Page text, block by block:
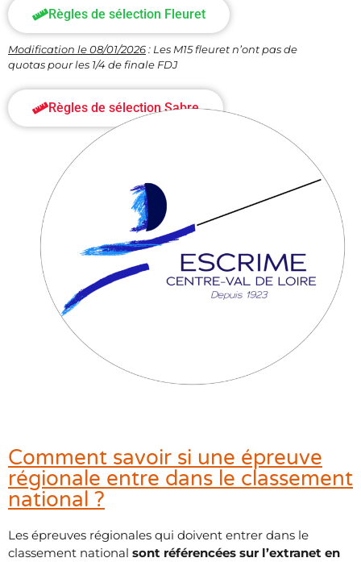
Règles de sélection Fleuret
Modification le 08/01/2026: Les M15 fleuret n’ont pas de
quotas pour les 1/4 de finale FDJ
Règles de sélection Sabre
Comment savoir si une épreuve
régionale entre dans le classement
national ?
Les épreuves régionales qui doivent entrer dans le
classement national sont référencées sur l’extranet en